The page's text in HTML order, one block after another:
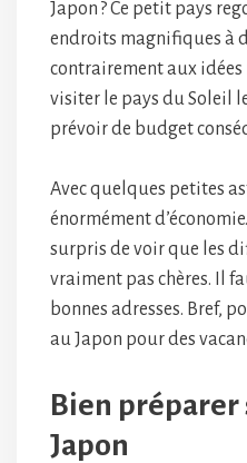
Japon ? Ce petit pays
endroits magnifiques à
contrairement aux idées
visiter le pays du Soleil
prévoir de budget
Avec quelques petites
énormément
surpris de voir que les
vraiment pas chères. Il
bonnes adresses. Bref,
au Japon pour des
Bien préparer
Japon